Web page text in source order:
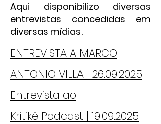
Aqui disponibilizo diversas
entrevistas concedidas em
diversas mídias.
ENTREVISTA A MARCO
ANTONIO VILLA | 26.09.2025
Entrevista ao
Kritikê Podcast | 19.09.2025